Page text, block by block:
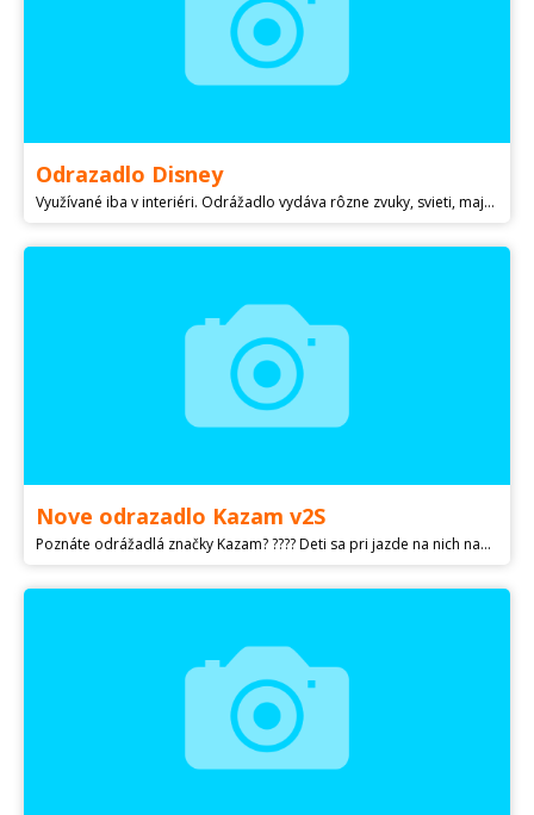
Odrazadlo Disney
Využívané iba v interiéri. Odrážadlo vydáva rôzne zvuky, svieti, majáky svietia, niektoré nálepky sú poškodené ale neovplyvňuje funkčnosti.
Nove odrazadlo Kazam v2S
Poznáte odrážadlá značky Kazam? ???? Deti sa pri jazde na nich naučia balansovať, zlepšia koordináciu pohybov, stabilitu a napokon zvládnu jazdu na klasickom bicykli sebaisto na prvýkrát. ???? Nové , PC 85eur